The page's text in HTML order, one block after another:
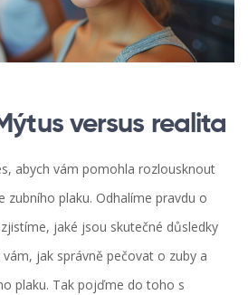
versus realita
abych vám pomohla rozlousknout
zubního plaku. Odhalíme pravdu o
jaké jsou skutečné důsledky
jak správně pečovat o zuby a
plaku. Tak pojďme do toho s